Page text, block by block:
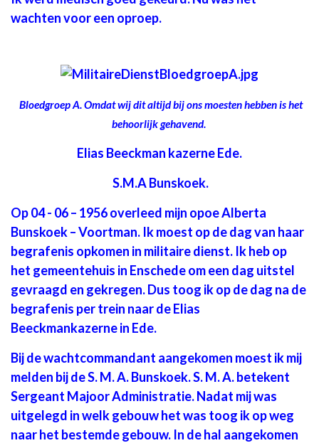
wachten voor een oproep.
Bloedgroep A. Omdat wij dit altijd bij ons moesten hebben is het
behoorlijk gehavend.
Elias Beeckman kazerne Ede.
S.M.A Bunskoek.
Op 04 - 06 – 1956 overleed mijn opoe Alberta
Bunskoek – Voortman. Ik moest op de dag van haar
begrafenis opkomen in militaire dienst. Ik heb op
het gemeentehuis in Enschede om een dag uitstel
gevraagd en gekregen. Dus toog ik op de dag na de
begrafenis per trein naar de Elias
Beeckmankazerne in Ede.
Bij de wachtcommandant aangekomen moest ik mij
melden bij de S. M. A. Bunskoek. S. M. A. betekent
Sergeant Majoor Administratie. Nadat mij was
uitgelegd in welk gebouw het was toog ik op weg
naar het bestemde gebouw. In de hal aangekomen